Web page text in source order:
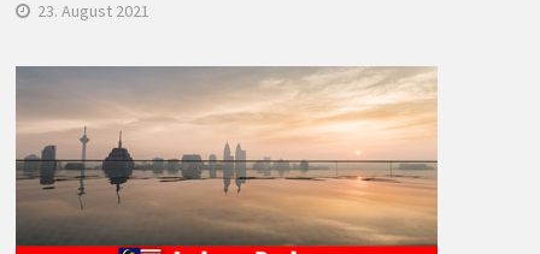
23. August 2021